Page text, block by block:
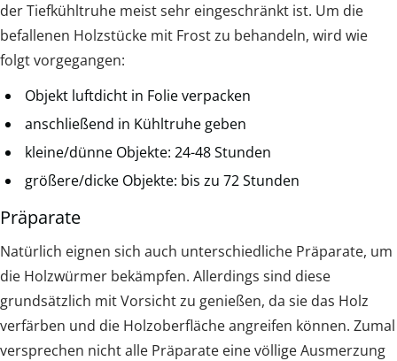
der Tiefkühltruhe meist sehr eingeschränkt ist. Um die
befallenen Holzstücke mit Frost zu behandeln, wird wie
folgt vorgegangen:
Objekt luftdicht in Folie verpacken
anschließend in Kühltruhe geben
kleine/dünne Objekte: 24-48 Stunden
größere/dicke Objekte: bis zu 72 Stunden
Präparate
Natürlich eignen sich auch unterschiedliche Präparate, um
die Holzwürmer bekämpfen. Allerdings sind diese
grundsätzlich mit Vorsicht zu genießen, da sie das Holz
verfärben und die Holzoberfläche angreifen können. Zumal
versprechen nicht alle Präparate eine völlige Ausmerzung